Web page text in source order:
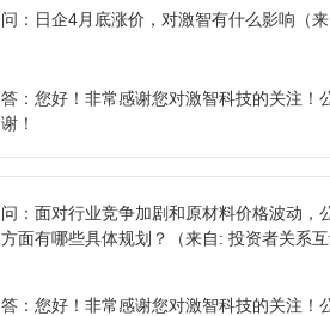
问： 日企4月底涨价，对激智有什么影响 （
答： 您好！非常感谢您对激智科技的关注！
谢！
问： 面对行业竞争加剧和原材料价格波动，
方面有哪些具体规划？
（来自: 投资者关系互
答： 您好！非常感谢您对激智科技的关注！